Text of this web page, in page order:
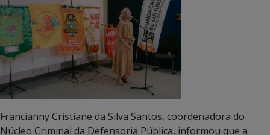
Francianny Cristiane da Silva Santos, coordenadora do
Núcleo Criminal da Defensoria Pública, informou que a